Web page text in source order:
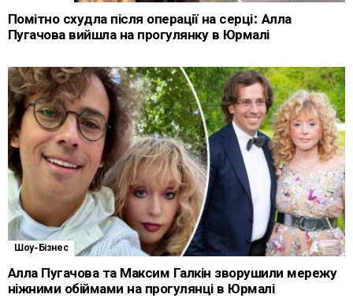
Помітно схудла після операції на серці: Алла
Пугачова вийшла на прогулянку в Юрмалі
Шоу-Бізнес
Алла Пугачова та Максим Галкін зворушили мережу
ніжними обіймами на прогулянці в Юрмалі